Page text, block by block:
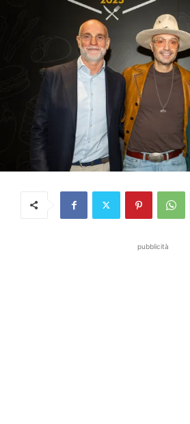
pubblicità